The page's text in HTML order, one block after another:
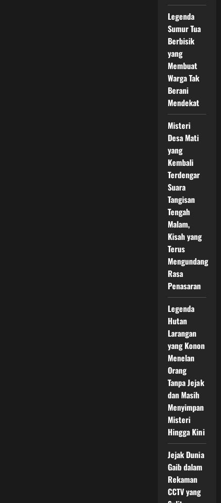
Legenda
Sumur Tua
Berbisik
yang
Membuat
Warga Tak
Berani
Mendekat
Misteri
Desa Mati
yang
Kembali
Terdengar
Suara
Tangisan
Tengah
Malam,
Kisah yang
Terus
Mengundang
Rasa
Penasaran
Legenda
Hutan
Larangan
yang Konon
Menelan
Orang
Tanpa Jejak
dan Masih
Menyimpan
Misteri
Hingga Kini
Jejak Dunia
Gaib dalam
Rekaman
CCTV yang